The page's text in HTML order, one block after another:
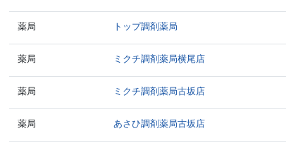
薬局 トップ調剤薬局
薬局 ミクチ調剤薬局横尾店
薬局 ミクチ調剤薬局古坂店
薬局 あさひ調剤薬局古坂店